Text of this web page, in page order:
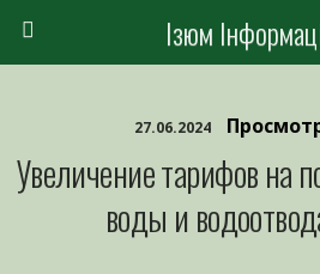
Ізюм
27.06.2024
Увеличение тарифов на
воды и